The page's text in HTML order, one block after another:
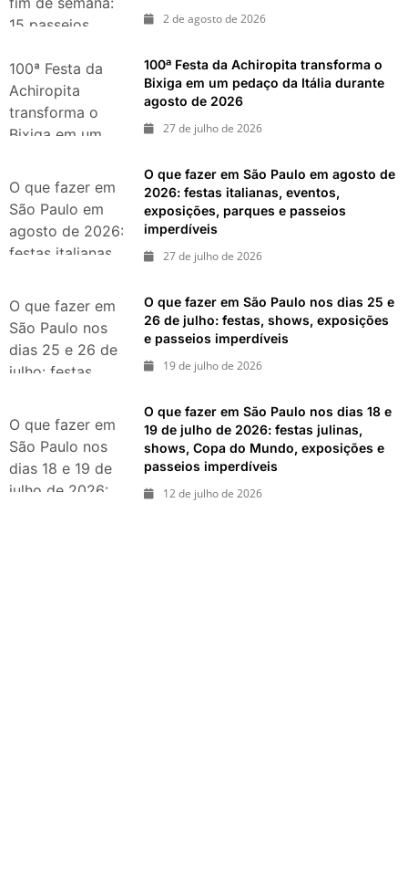
15 passeios
dias 8 e 9 de
agosto de 2026
2 de agosto de 2026
100ª Festa da
Achiropita
transforma o
Bixiga em um
durante agosto
de 2026
100ª Festa da Achiropita transforma o
Bixiga em um pedaço da Itália durante
agosto de 2026
27 de julho de 2026
O que fazer em
São Paulo em
agosto de 2026:
festas italianas,
exposições,
parques e
passeios
imperdíveis
O que fazer em São Paulo em agosto de
2026: festas italianas, eventos,
exposições, parques e passeios
imperdíveis
27 de julho de 2026
O que fazer em
São Paulo nos
dias 25 e 26 de
julho: festas,
exposições e
passeios
imperdíveis
O que fazer em São Paulo nos dias 25 e
26 de julho: festas, shows, exposições
e passeios imperdíveis
19 de julho de 2026
O que fazer em
São Paulo nos
dias 18 e 19 de
julho de 2026:
O que fazer em São Paulo nos dias 18 e
19 de julho de 2026: festas julinas,
shows, Copa do Mundo, exposições e
passeios imperdíveis
12 de julho de 2026